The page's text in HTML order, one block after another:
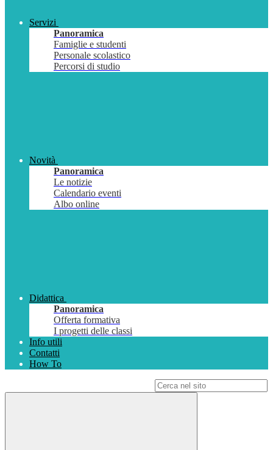
Servizi
Panoramica
Famiglie e studenti
Personale scolastico
Percorsi di studio
Novità
Panoramica
Le notizie
Calendario eventi
Albo online
Didattica
Panoramica
Offerta formativa
I progetti delle classi
Info utili
Contatti
How To